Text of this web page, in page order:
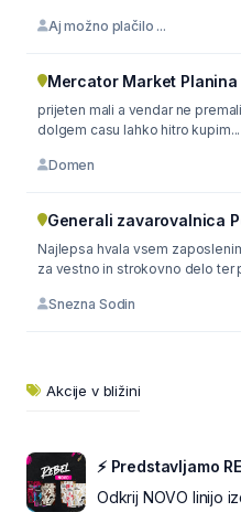
Aj možno plačilo ...
Mercator Market Planina
prijeten mali a vendar ne
dolgem casu lahko hitro kupim...
Domen
Generali zavarovalnica
Najlepsa hvala vsem
za vestno in strokovno delo ter
Snezna Sodin
Akcije v bližini
⚡ Predstavljamo
Odkrij NOVO linijo